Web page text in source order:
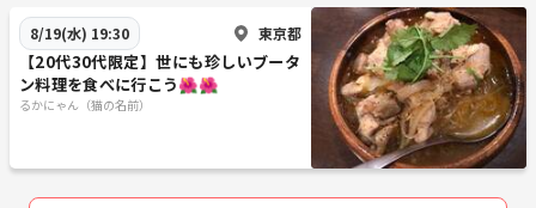
8/19(水) 19:30 東京都
【20代30代限定】世にも珍しいブータ
ン料理を食べに行こう🌺🌺
るかにゃん（猫の名前）